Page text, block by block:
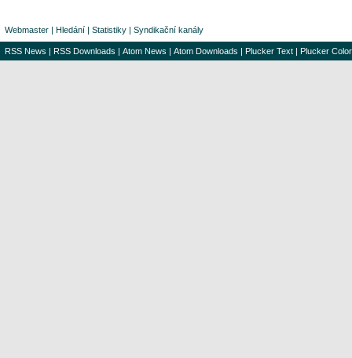
Webmaster | Hledání | Statistiky | Syndikační kanály
RSS News | RSS Downloads | Atom News | Atom Downloads | Plucker Text | Plucker Color